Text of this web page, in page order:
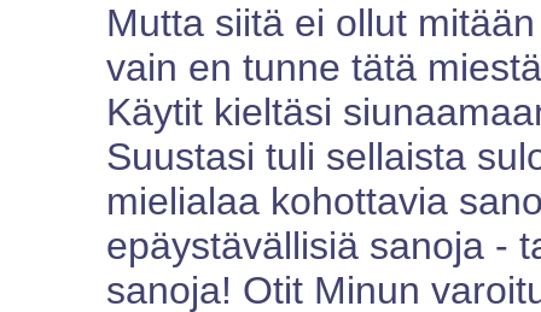
Mutta siitä ei ollut
vain en tunne tätä
Käytit kieltäsi
Suustasi tuli sellaista
mielialaa kohottavia
epäystävällisiä sanoja -
sanoja! Otit Minun